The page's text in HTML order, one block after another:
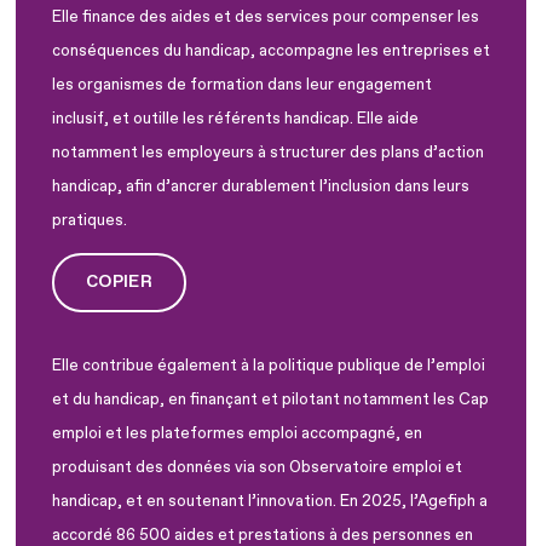
Elle finance des aides et des services pour compenser les
conséquences du handicap, accompagne les entreprises et
les organismes de formation dans leur engagement
inclusif, et outille les référents handicap. Elle aide
notamment les employeurs à structurer des plans d’action
handicap, afin d’ancrer durablement l’inclusion dans leurs
pratiques.
COPIER
Elle contribue également à la politique publique de l’emploi
et du handicap, en finançant et pilotant notamment les Cap
emploi et les plateformes emploi accompagné, en
produisant des données via son Observatoire emploi et
handicap, et en soutenant l’innovation. En 2025, l’Agefiph a
accordé 86 500 aides et prestations à des personnes en